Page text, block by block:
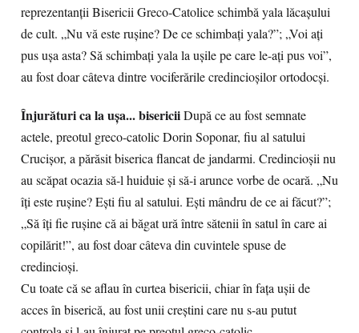
reprezentanţii Bisericii Greco-Catolice schimbă yala lăcaşului
de cult. „Nu vă este ruşine? De ce schimbaţi yala?”; „Voi aţi
pus uşa asta? Să schimbaţi yala la uşile pe care le-aţi pus voi”,
au fost doar câteva dintre vociferările credincioşilor ortodocşi.
Înjurături ca la uşa... bisericiiDupă ce au fost semnate
actele, preotul greco-catolic Dorin Soponar, fiu al satului
Crucişor, a părăsit biserica flancat de jandarmi. Credincioşii nu
au scăpat ocazia să-l huiduie şi să-i arunce vorbe de ocară. „Nu
îţi este ruşine? Eşti fiu al satului. Eşti mândru de ce ai făcut?”;
„Să îţi fie ruşine că ai băgat ură între sătenii în satul în care ai
copilărit!”, au fost doar câteva din cuvintele spuse de
credincioşi.
Cu toate că se aflau în curtea bisericii, chiar în faţa uşii de
acces în biserică, au fost unii creştini care nu s-au putut